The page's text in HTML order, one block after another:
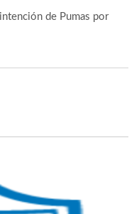
de Pumas por